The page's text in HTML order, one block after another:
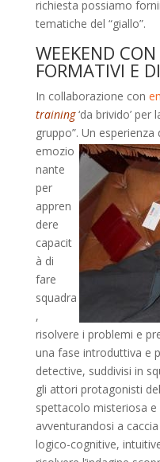
richiesta possiamo
tematiche del “giallo”.
WEEKEND
FORMATIVI E
In collaborazione con
training‘da brivido’
gruppo”. Un esperienza
emozio
nante
per
appren
dere
capacit
à di
fare
squadra
,
risolvere i problemi e
una fase introduttiva e
detective, suddivisi in
gli attori protagonisti del
spettacolo misteriosa e
avventurandosi a
logico-cognitive,